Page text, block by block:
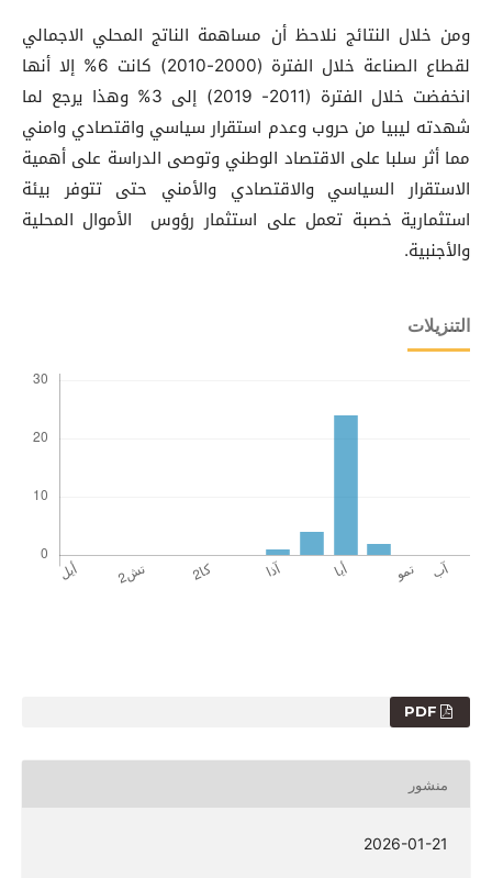
ومن خلال النتائج نلاحظ أن مساهمة الناتج المحلي الاجمالي
لقطاع الصناعة خلال الفترة (2000-2010) كانت 6% إلا أنها
انخفضت خلال الفترة (2011- 2019) إلى 3% وهذا يرجع لما
شهدته ليبيا من حروب وعدم استقرار سياسي واقتصادي وامني
مما أثر سلبا على الاقتصاد الوطني وتوصى الدراسة على أهمية
الاستقرار السياسي والاقتصادي والأمني حتى تتوفر بيئة
استثمارية خصبة تعمل على استثمار رؤوس الأموال المحلية
والأجنبية.
التنزيلات
PDF
منشور
2026-01-21